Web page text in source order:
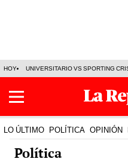
HOY UNIVERSITARIO VS SPORTING
LO ÚLTIMO POLÍTICA OPINIÓN
Política